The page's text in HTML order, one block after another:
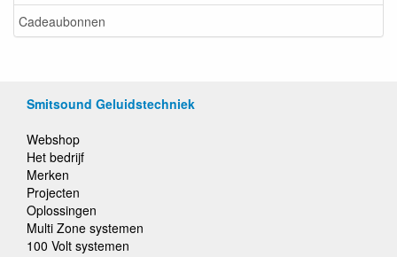
Cadeaubonnen
Smitsound Geluidstechniek
Webshop
Het bedrijf
Merken
Projecten
Oplossingen
Multi Zone systemen
100 Volt systemen